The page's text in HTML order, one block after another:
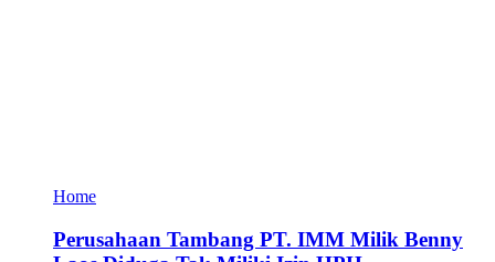
Home
Perusahaan Tambang PT. IMM Milik Benny